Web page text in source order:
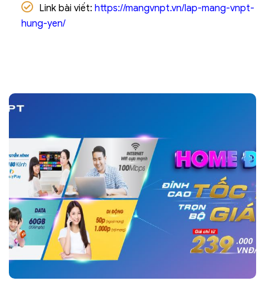
Link bài viết: https://mangvnpt.vn/lap-mang-vnpt-
hung-yen/